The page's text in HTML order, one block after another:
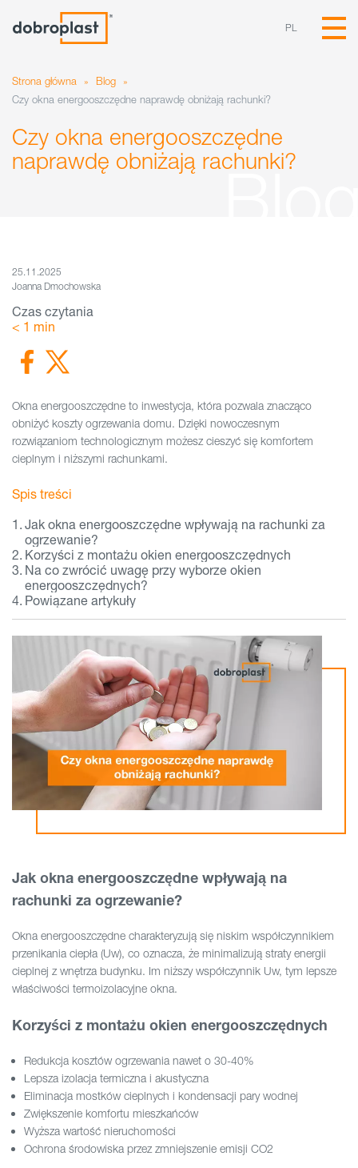
PL
Strona główna » Blog
»
Czy okna energooszczędne naprawdę obniżają rachunki?
Czy okna energooszczędne
naprawdę obniżają rachunki?
Okna energooszczędne to inwestycja, która pozwala znacząco
obniżyć koszty ogrzewania domu. Dzięki nowoczesnym
rozwiązaniom technologicznym możesz cieszyć się komfortem
cieplnym i niższymi rachunkami.
Spis treści
Jak okna energooszczędne wpływają na rachunki za
ogrzewanie?
Korzyści z montażu okien energooszczędnych
Na co zwrócić uwagę przy wyborze okien
energooszczędnych?
Powiązane artykuły
Jak okna energooszczędne wpływają na
rachunki za ogrzewanie?
Okna energooszczędne charakteryzują się niskim współczynnikiem
przenikania ciepła (Uw), co oznacza, że minimalizują straty energii
cieplnej z wnętrza budynku. Im niższy współczynnik Uw, tym lepsze
właściwości termoizolacyjne okna.
Korzyści z montażu okien energooszczędnych
Redukcja kosztów ogrzewania nawet o 30-40%
Lepsza izolacja termiczna i akustyczna
Eliminacja mostków cieplnych i kondensacji pary wodnej
Zwiększenie komfortu mieszkańców
Wyższa wartość nieruchomości
Ochrona środowiska przez zmniejszenie emisji CO2
25.11.2025
Joanna Dmochowska
Czas czytania
< 1 min